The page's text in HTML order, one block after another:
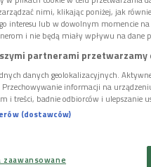
lokaj przewielebnego
Kuśmider.
nimi, klikając poniżej, jak
interesu lub w dowolnym momencie
i nie będą miały wpływu na dane
partnerami przetwarzamy
danych geolokalizacyjnych.
informacji na
i treści, badnie odbiorców i ulepszanie
(dostawców)